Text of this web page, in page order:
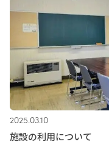
2025.03.10
施設の利用について